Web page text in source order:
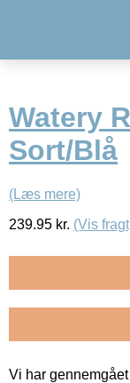
Watery
Sort/Blå
(Læs mere)
239.95 kr. (Vis
Vi har